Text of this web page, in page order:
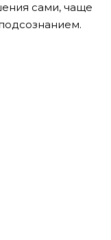
сами, чаще